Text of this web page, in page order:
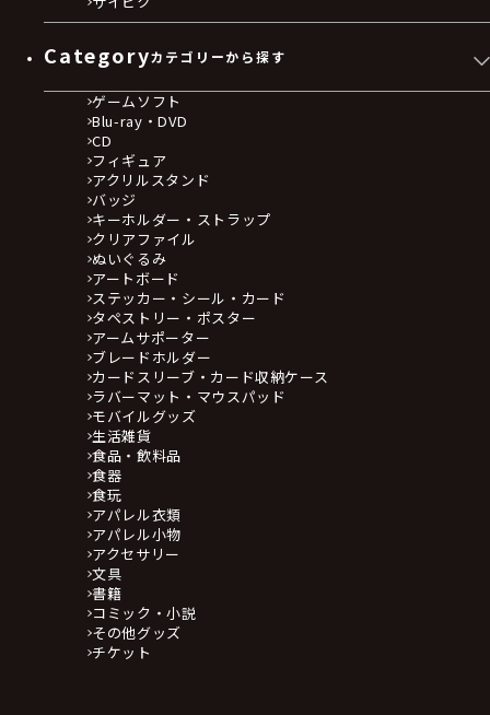
Categoryカテゴリーから探す
ゲームソフト
Blu-ray・DVD
CD
フィギュア
アクリルスタンド
バッジ
キーホルダー・ストラップ
クリアファイル
ぬいぐるみ
アートボード
ステッカー・シール・カード
タペストリー・ポスター
アームサポーター
ブレードホルダー
カードスリーブ・カード収納ケース
ラバーマット・マウスパッド
モバイルグッズ
生活雑貨
食品・飲料品
食器
食玩
アパレル衣類
アパレル小物
アクセサリー
文具
書籍
コミック・小説
その他グッズ
チケット